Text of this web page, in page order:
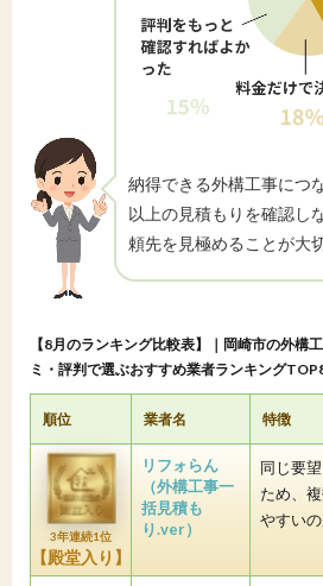
納得できる外構工事につ
以上の見積もりを確認し
頼先を見極めることが大
【8月のランキング比較表】｜岡崎市の外構
ミ・評判で選ぶおすすめ業者ランキング
順位 業者名 特徴
3年連続1位
【殿堂入り】
リフォらん
（外構工事一
括見積も
り.ver）
同じ要
ため、
やすいの